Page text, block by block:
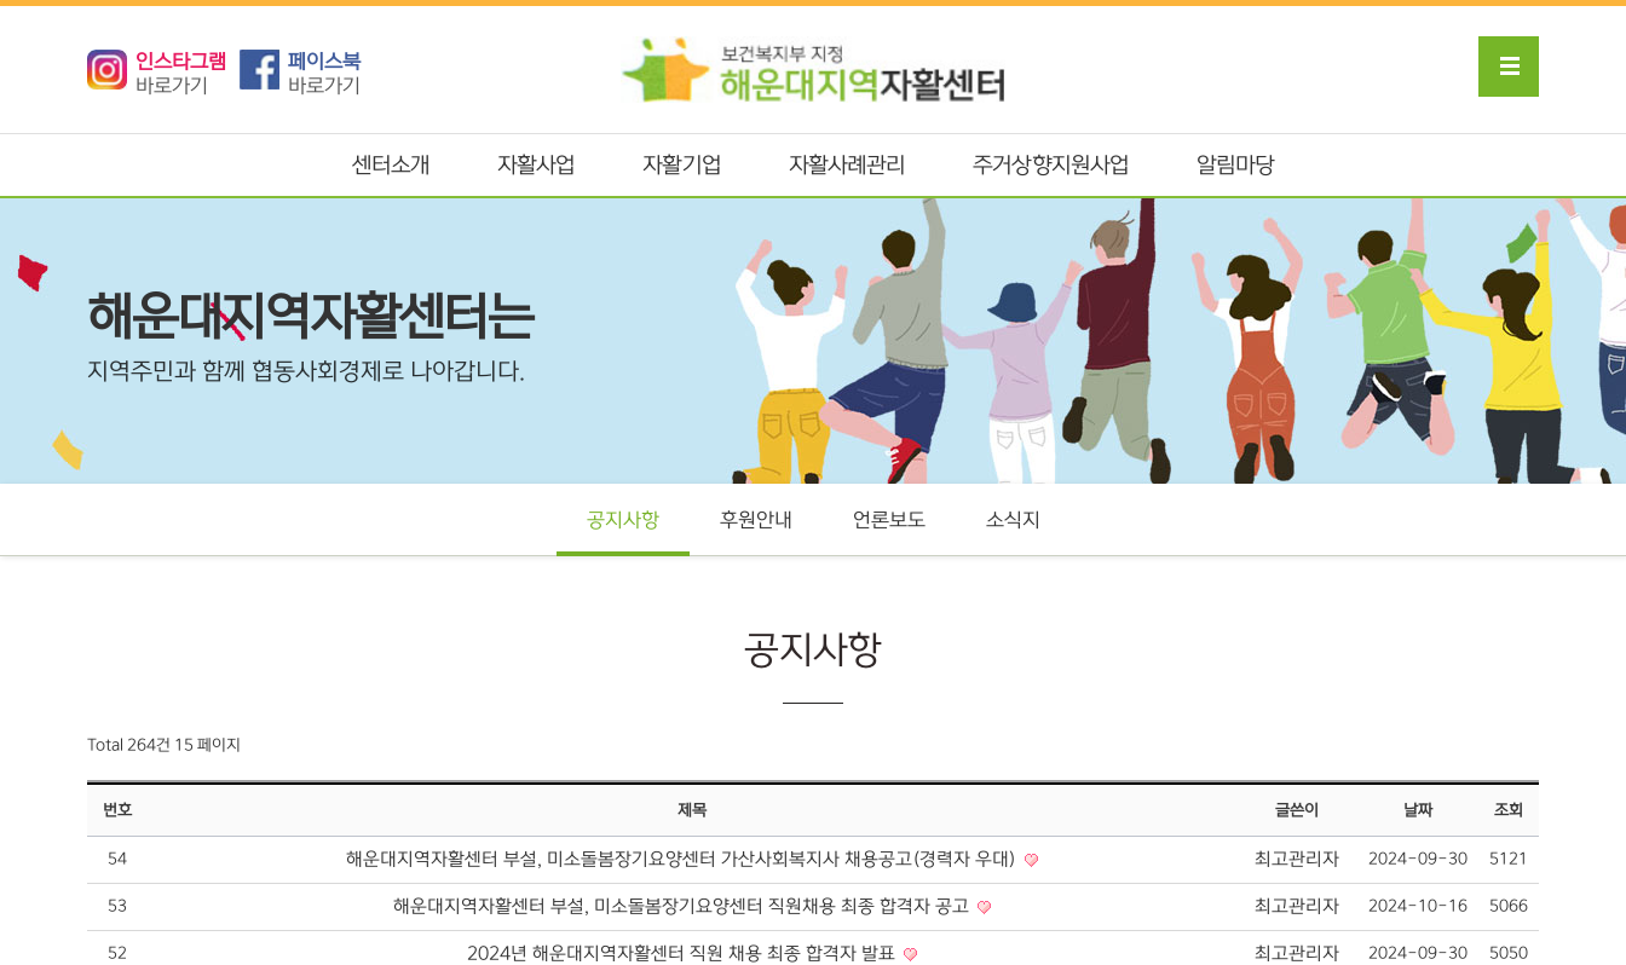
인스타그램
바로가기
페이스북
바로가기
센터소개 자활사업 자활기업 자활사례관리 주거상향지원사업 알림마당
해운대지역자활센터는
지역주민과 함께 협동사회경제로 나아갑니다.
공지사항 후원안내 언론보도 소식지
공지사항
Total 264건 15 페이지
번호 제목 글쓴이 날짜 조회
54 해운대지역자활센터 부설, 미소돌봄장기요양센터 가산사회복지사 채용공고(경력자 우대) 최고관리자 2024-09-30 5121
53 해운대지역자활센터 부설, 미소돌봄장기요양센터 직원채용 최종 합격자 공고 최고관리자 2024-10-16 5066
52 2024년 해운대지역자활센터 직원 채용 최종 합격자 발표 최고관리자 2024-09-30 5050